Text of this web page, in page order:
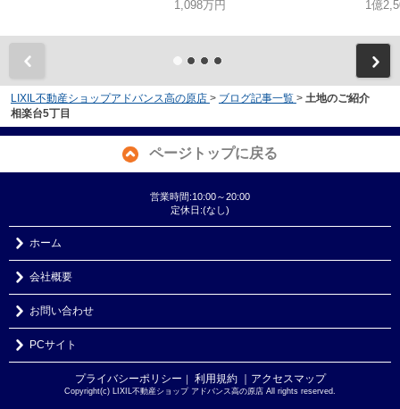
1,098万円
1億
LIXIL不動産ショップアドバンス高の原店 > ブログ記事一覧 > 土地のご紹介
相楽台5丁目
ページトップに戻る
営業時間:10:00～20:00
定休日:(なし)
ホーム
会社概要
お問い合わせ
PCサイト
プライバシーポリシー ｜ 利用規約 ｜アクセスマップ
Copyright(c) LIXIL不動産ショップ アドバンス高の原店 All rights reserved.